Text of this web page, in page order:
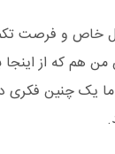
خاص و فرصت
هم که از اینجا
یک چنین فکری